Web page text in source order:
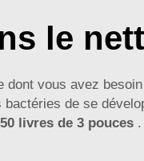
le
vous avez
de se
livres de 3 pouces